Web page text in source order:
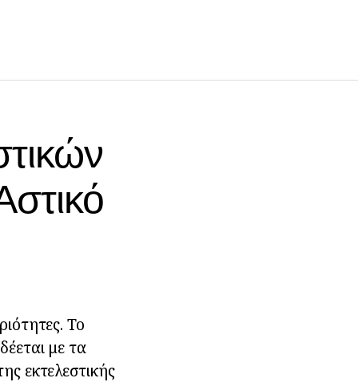
Το
με τα
εκτελεστικής